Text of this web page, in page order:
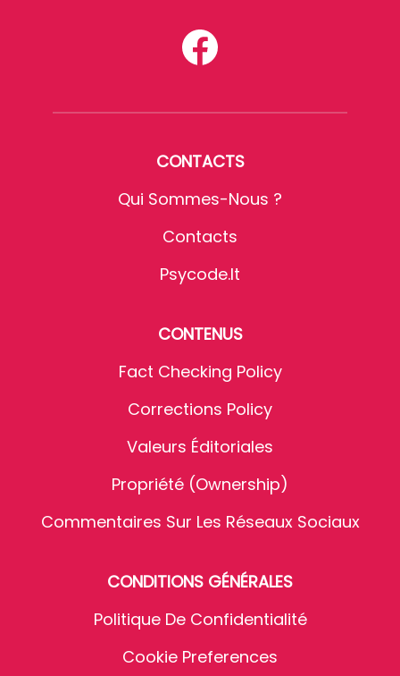
CONTACTS
Qui Sommes-Nous ?
Contacts
Psycode.it
CONTENUS
Fact Checking Policy
Corrections Policy
Valeurs Éditoriales
Propriété (Ownership)
Commentaires Sur Les Réseaux Sociaux
CONDITIONS GÉNÉRALES
Politique De Confidentialité
Cookie Preferences